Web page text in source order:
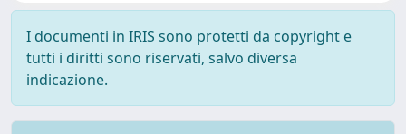
I documenti in IRIS sono protetti da copyright e
tutti i diritti sono riservati, salvo diversa
indicazione.